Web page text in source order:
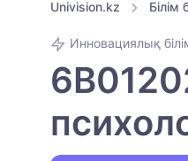
Univision.kz
Инновациялық